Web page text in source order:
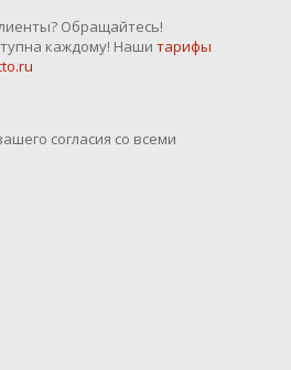
Обращайтесь!
каждому! Наши тарифы
согласия со всеми